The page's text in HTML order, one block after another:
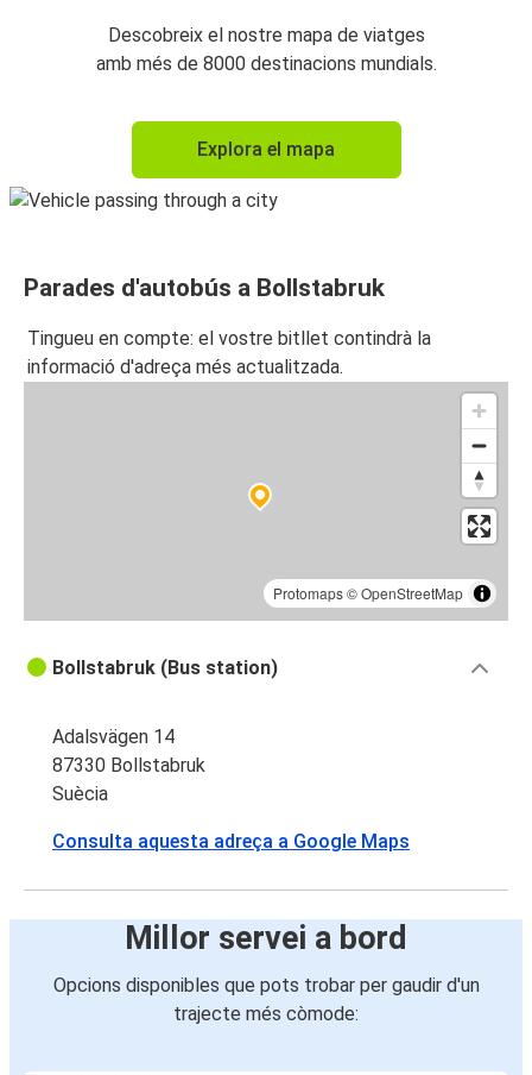
Descobreix el nostre mapa de viatges
amb més de 8000 destinacions mundials.
Explora el mapa
Parades d'autobús a Bollstabruk
Tingueu en compte: el vostre bitllet contindrà la
informació d'adreça més actualitzada.
Protomaps©OpenStreetMap
Bollstabruk (Bus station)
Adalsvägen 14
87330 Bollstabruk
Suècia
Consulta aquesta adreça a Google Maps
Millor servei a bord
Opcions disponibles que pots trobar per gaudir d'un
trajecte més còmode: